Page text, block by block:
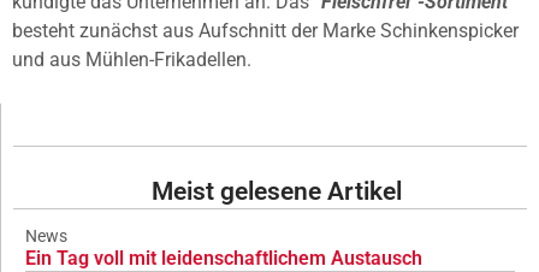
besteht zunächst aus Aufschnitt der Marke Schinkenspicker
und aus Mühlen-Frikadellen.
Meist gelesene Artikel
News
Ein Tag voll mit leidenschaftlichem Austausch